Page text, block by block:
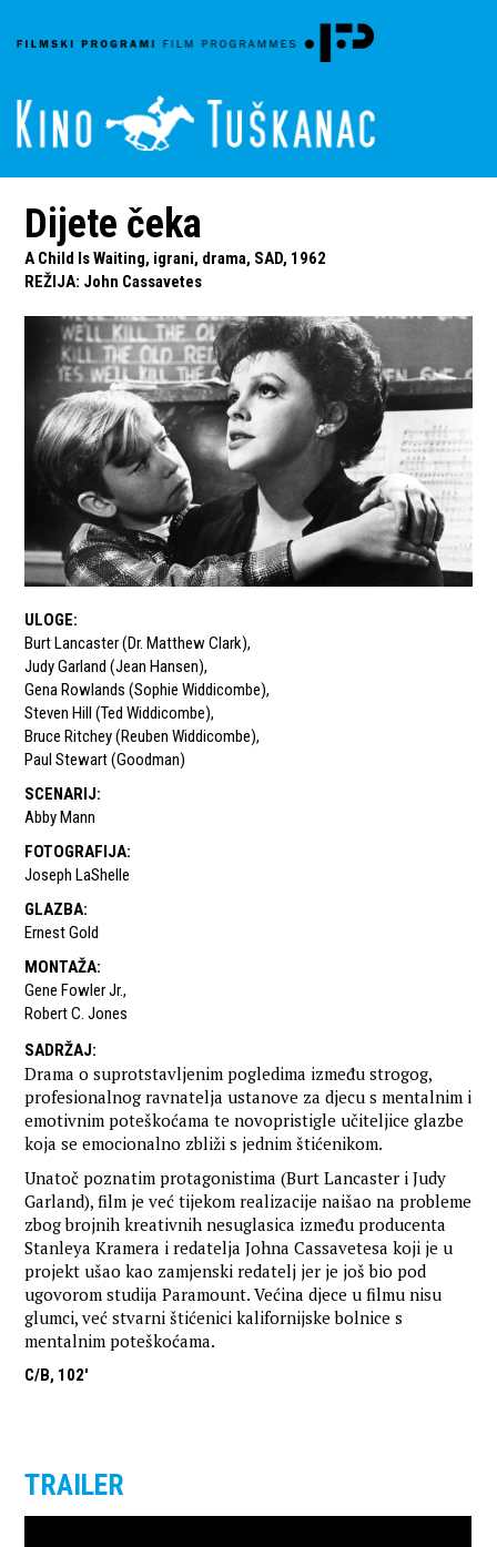
Dijete čeka
A Child Is Waiting, igrani, drama, SAD, 1962
REŽIJA: John Cassavetes
ULOGE:
Burt Lancaster (Dr. Matthew Clark),
Judy Garland (Jean Hansen),
Gena Rowlands (Sophie Widdicombe),
Steven Hill (Ted Widdicombe),
Bruce Ritchey (Reuben Widdicombe),
Paul Stewart (Goodman)
SCENARIJ:
Abby Mann
FOTOGRAFIJA:
Joseph LaShelle
GLAZBA:
Ernest Gold
MONTAŽA:
Gene Fowler Jr.,
Robert C. Jones
SADRŽAJ:
Drama o suprotstavljenim pogledima između strogog,
profesionalnog ravnatelja ustanove za djecu s mentalnim i
emotivnim poteškoćama te novopristigle učiteljice glazbe
koja se emocionalno zbliži s jednim štićenikom.
Unatoč poznatim protagonistima (Burt Lancaster i Judy
Garland), film je već tijekom realizacije naišao na probleme
zbog brojnih kreativnih nesuglasica između producenta
Stanleya Kramera i redatelja Johna Cassavetesa koji je u
projekt ušao kao zamjenski redatelj jer je još bio pod
ugovorom studija Paramount. Većina djece u filmu nisu
glumci, već stvarni štićenici kalifornijske bolnice s
mentalnim poteškoćama.
C/B, 102'
TRAILER